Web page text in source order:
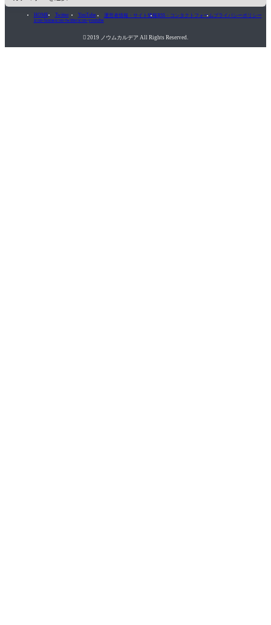
HOME
icon-home
Twitter
icon-twitter
YouTube
icon-youtube
運営者情報・サイト情報RSS・コンタクトフォームプライバシーポリシー
 2019 ノウムカルデア All Rights Reserved.